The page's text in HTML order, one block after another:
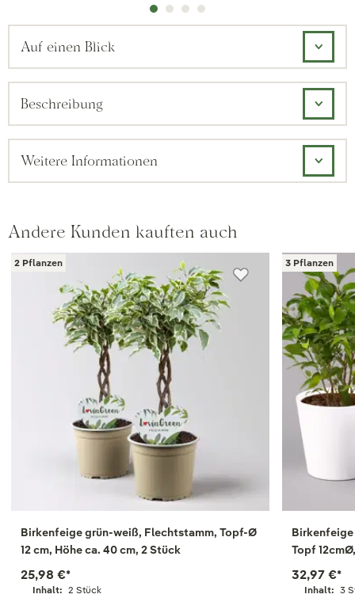
Auf einen Blick
Beschreibung
Weitere Informationen
Andere Kunden kauften auch
2 Pflanzen
Birkenfeige grün-weiß, Flechtstamm, Topf-Ø
12 cm, Höhe ca. 40 cm, 2 Stück
Inhalt: 2 Stück
25,98 €*
3 Pflanzen
Topf
Inhalt: 3
32,97 €*